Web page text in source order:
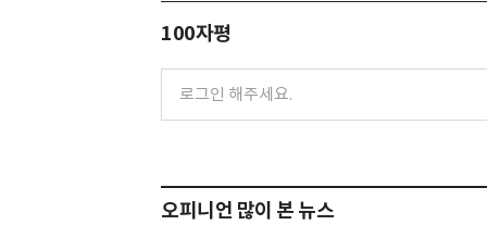
100자평
오피니언 많이 본 뉴스